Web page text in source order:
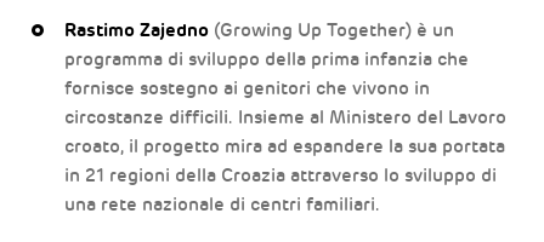
Rastimo Zajedno (Growing Up Together) è un
programma di sviluppo della prima infanzia che
fornisce sostegno ai genitori che vivono in
circostanze difficili. Insieme al Ministero del Lavoro
croato, il progetto mira ad espandere la sua portata
in 21 regioni della Croazia attraverso lo sviluppo di
una rete nazionale di centri familiari.